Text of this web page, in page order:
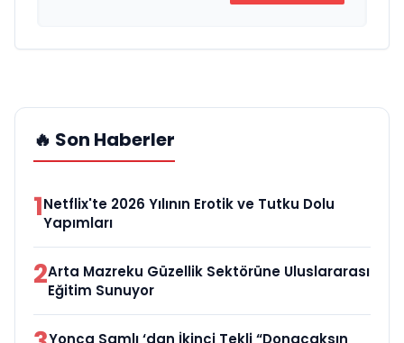
🔥 Son Haberler
1Netflix'te 2026 Yılının Erotik ve Tutku Dolu
Yapımları
2Arta Mazreku Güzellik Sektörüne Uluslararası
Eğitim Sunuyor
Yonca Samlı ‘dan İkinci Tekli “Donacaksın